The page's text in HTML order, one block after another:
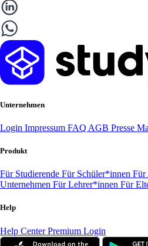
Unternehmen
Login Impressum FAQ AGB Presse
Produkt
Für Studierende Für Schüler*innen Für
Unternehmen Für Lehrer*innen Für
Help
Help CenterPremium Login